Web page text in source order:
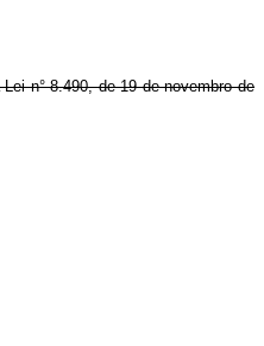
n° 8.490, de 19 de novembro de